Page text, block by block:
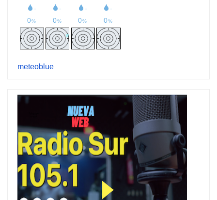
meteoblue